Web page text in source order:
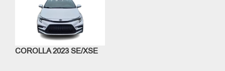
COROLLA 2023 SE/XSE